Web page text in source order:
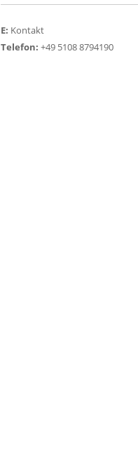
E: Kontakt
Telefon: +49 5108 8794190